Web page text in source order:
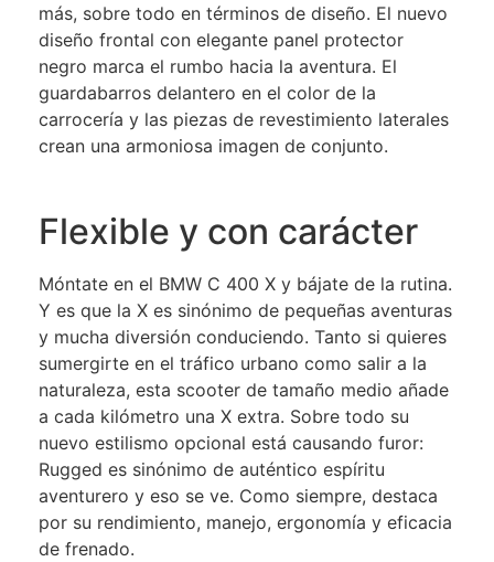
más, sobre todo en términos de diseño. El nuevo
diseño frontal con elegante panel protector
negro marca el rumbo hacia la aventura. El
guardabarros delantero en el color de la
carrocería y las piezas de revestimiento laterales
crean una armoniosa imagen de conjunto.
Flexible y con carácter
Móntate en el BMW C 400 X y bájate de la rutina.
Y es que la X es sinónimo de pequeñas aventuras
y mucha diversión conduciendo. Tanto si quieres
sumergirte en el tráfico urbano como salir a la
naturaleza, esta scooter de tamaño medio añade
a cada kilómetro una X extra. Sobre todo su
nuevo estilismo opcional está causando furor:
Rugged es sinónimo de auténtico espíritu
aventurero y eso se ve. Como siempre, destaca
por su rendimiento, manejo, ergonomía y eficacia
de frenado.